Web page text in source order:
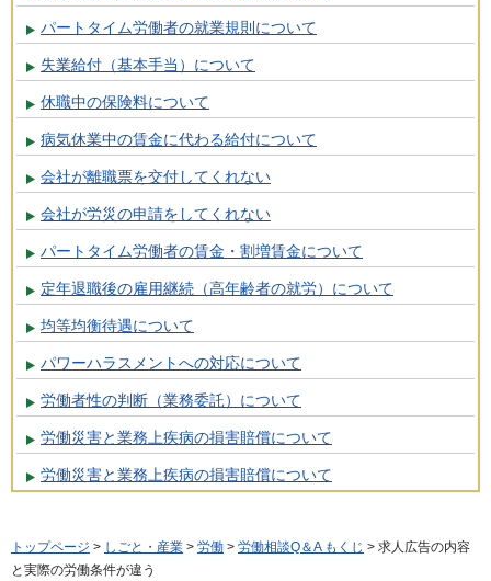
パートタイム労働者の就業規則について
失業給付（基本手当）について
休職中の保険料について
病気休業中の賃金に代わる給付について
会社が離職票を交付してくれない
会社が労災の申請をしてくれない
パートタイム労働者の賃金・割増賃金について
定年退職後の雇用継続（高年齢者の就労）について
均等均衡待遇について
パワーハラスメントへの対応について
労働者性の判断（業務委託）について
労働災害と業務上疾病の損害賠償について
労働災害と業務上疾病の損害賠償について
トップページ > しごと・産業 > 労働 > 労働相談Q＆A もくじ > 求人広告の内容
と実際の労働条件が違う